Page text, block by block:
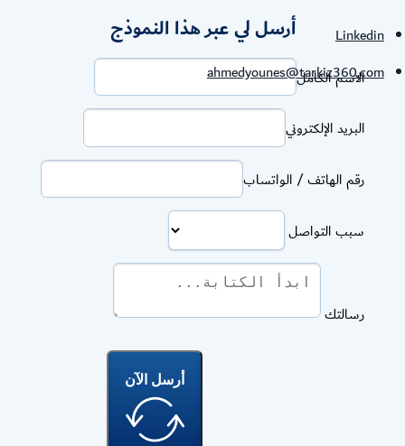
أرسل لي عبر هذا النموذج
الاسم الكامل
البريد الإلكتروني
رقم الهاتف / الواتساب
سبب التواصل
رسالتك
أرسل الآن